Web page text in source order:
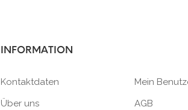
INFORMATION
Kontaktdaten
Über uns
Mein
AGB